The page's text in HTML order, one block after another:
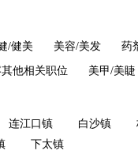
/健美 美容/美发 药
其他相关职位 美甲/美睫
连江口镇 白沙镇
下太镇